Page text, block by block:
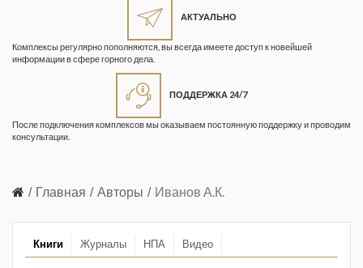
АКТУАЛЬНО
Комплексы регулярно пополняются, вы всегда имеете доступ к новейшей
информации в сфере горного дела.
ПОДДЕРЖКА 24/7
После подключения комплексов мы оказываем постоянную поддержку и проводим
консультации.
Главная Авторы Иванов А.К.
Книги Журналы НПА Видео
Кузбасса. Информационный
безопасность»
Информационный бюллетень
атомному надзору
Маркшейдерия и недропользование